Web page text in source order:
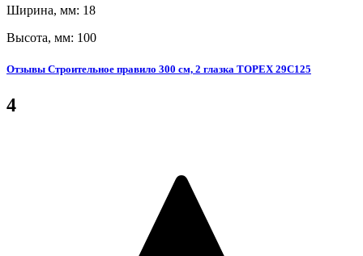
Ширина, мм: 18
Высота, мм: 100
Отзывы Строительное правило 300 см, 2 глазка TOPEX 29C125
4